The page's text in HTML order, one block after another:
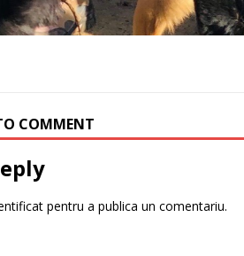
COMMENT
pentru a publica un comentariu.